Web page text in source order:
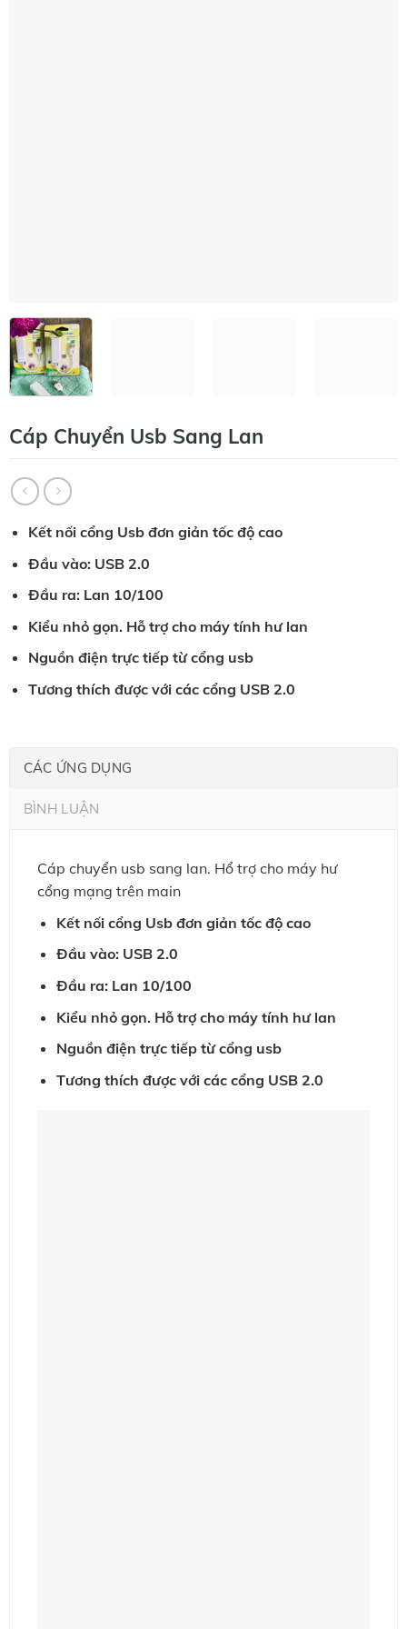
Cáp Chuyển Usb Sang Lan
Kết nối cổng Usb đơn giản tốc độ cao
Đầu vào: USB 2.0
Đầu ra: Lan 10/100
Kiểu nhỏ gọn. Hỗ trợ cho máy tính hư lan
Nguồn điện trực tiếp từ cổng usb
Tương thích được với các cổng USB 2.0
CÁC ỨNG DỤNG
BÌNH LUẬN
Cáp chuyển usb sang lan. Hổ trợ cho máy hư
cổng mạng trên main
Kết nối cổng Usb đơn giản tốc độ cao
Đầu vào: USB 2.0
Đầu ra: Lan 10/100
Kiểu nhỏ gọn. Hỗ trợ cho máy tính hư lan
Nguồn điện trực tiếp từ cổng usb
Tương thích được với các cổng USB 2.0